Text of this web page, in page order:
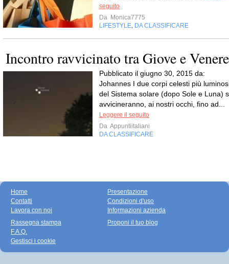
seguito
Da Monica7775
LIFESTYLE DA CLASSIFICARE
Incontro ravvicinato tra Giove e Venere
Pubblicato il giugno 30, 2015 da:
Johannes I due corpi celesti più
del Sistema solare (dopo Sole e Luna)
avvicineranno, ai nostri occhi, fino ad...
Leggere il seguito
Da Appuntiitaliani
DA CLASSIFICARE
Home
Contatti
Lavora con noi
Presentazione
Condizioni d'uso
Informazioni azienda
Rassegna stampa
F.A.Q.
Gestisci i cookie
Proponi il tuo blog